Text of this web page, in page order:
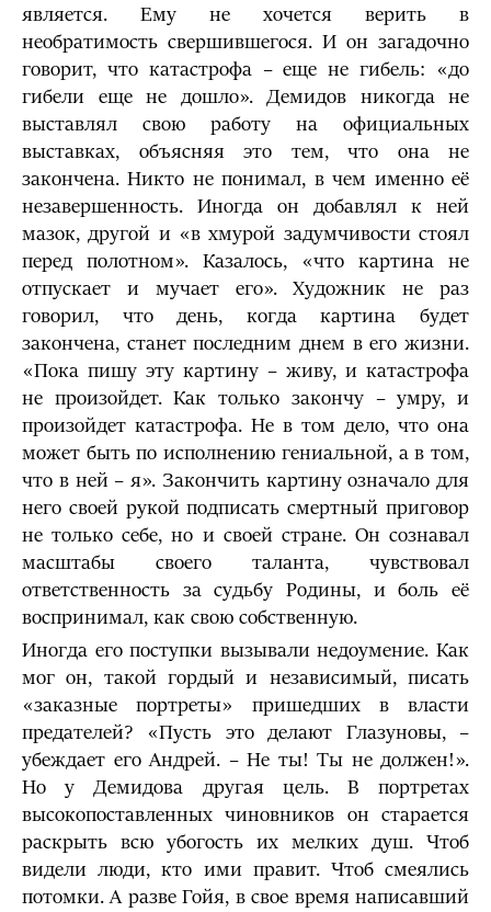
является. Ему не хочется верить в
необратимость свершившегося. И он загадочно
говорит, что катастрофа – еще не гибель: «до
гибели еще не дошло». Демидов никогда не
выставлял свою работу на официальных
выставках, объясняя это тем, что она не
закончена. Никто не понимал, в чем именно её
незавершенность. Иногда он добавлял к ней
мазок, другой и «в хмурой задумчивости стоял
перед полотном». Казалось, «что картина не
отпускает и мучает его». Художник не раз
говорил, что день, когда картина будет
закончена, станет последним днем в его жизни.
«Пока пишу эту картину – живу, и катастрофа
не произойдет. Как только закончу – умру, и
произойдет катастрофа. Не в том дело, что она
может быть по исполнению гениальной, а в том,
что в ней – я». Закончить картину означало для
него своей рукой подписать смертный приговор
не только себе, но и своей стране. Он сознавал
масштабы своего таланта, чувствовал
ответственность за судьбу Родины, и боль её
воспринимал, как свою собственную.
Иногда его поступки вызывали недоумение. Как
мог он, такой гордый и независимый, писать
«заказные портреты» пришедших в власти
предателей? «Пусть это делают Глазуновы, –
убеждает его Андрей. – Не ты! Ты не должен!».
Но у Демидова другая цель. В портретах
высокопоставленных чиновников он старается
раскрыть всю убогость их мелких душ. Чтоб
видели люди, кто ими правит. Чтоб смеялись
потомки. А разве Гойя, в свое время написавший